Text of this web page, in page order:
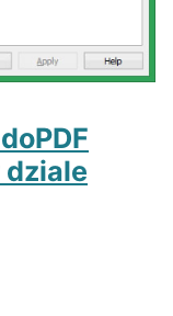
dziale